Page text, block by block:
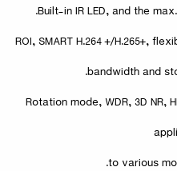
bandwidth and
· Rotation mode, WDR, 3D
to various